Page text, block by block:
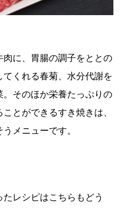
に、胃腸の調子をととの
てくれる春菊、水分代謝を
そのほか栄養たっぷりの
とができるすき焼きは、
メニューです。
レシピはこちらもどう